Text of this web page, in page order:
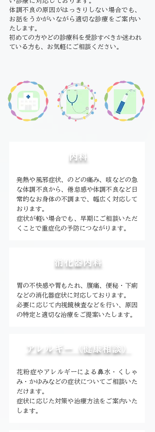
体調不良の原因がはっきりしない場合でも、
お話をうかがいながら適切な診療をご案 内い
たします。
初めての方やどの診療科を受診すべきか迷われ
ている方も、お気軽にご相談ください。
内科
発熱や風邪症状、のどの痛み、咳などの急
な体調不良から、倦怠感や体調不良など日
常的なお身体の不調まで、幅広く対応して
おります。
症状が軽い場合でも、早期にご相談いただ
くことで重症化の予防につながります。
消化器内科
胃の不快感や胃もたれ、腹痛、便秘・下痢
などの消化器症状に対応しております。
必要に応じて内視鏡検査などを行い、原因
の特定と適切な治療をご提案いたします。
アレルギー（健康相談）
花粉症やアレルギーによる鼻水・くしゃ
み・かゆみなどの症状についてご相談いた
だけます。
症状に応じた対策や治療方法をご案内いた
します。